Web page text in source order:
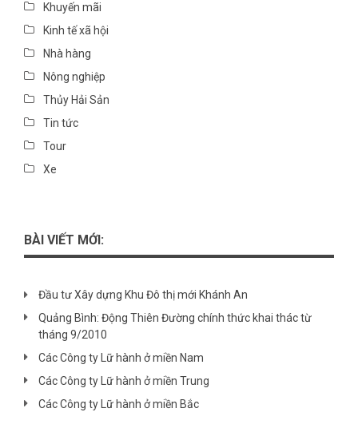
Khuyến mãi
Kinh tế xã hội
Nhà hàng
Nông nghiệp
Thủy Hải Sản
Tin tức
Tour
Xe
BÀI VIẾT MỚI:
Đầu tư Xây dựng Khu Đô thị mới Khánh An
Quảng Bình: Động Thiên Đường chính thức khai thác từ
tháng 9/2010
Các Công ty Lữ hành ở miền Nam
Các Công ty Lữ hành ở miền Trung
Các Công ty Lữ hành ở miền Bắc